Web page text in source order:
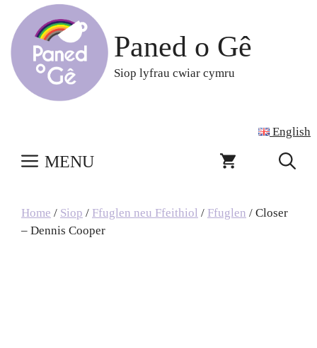
content
Paned o Gê
Siop lyfrau cwiar cymru
English
MENU
Home / Siop / Ffuglen neu Ffeithiol / Ffuglen / Closer
– Dennis Cooper